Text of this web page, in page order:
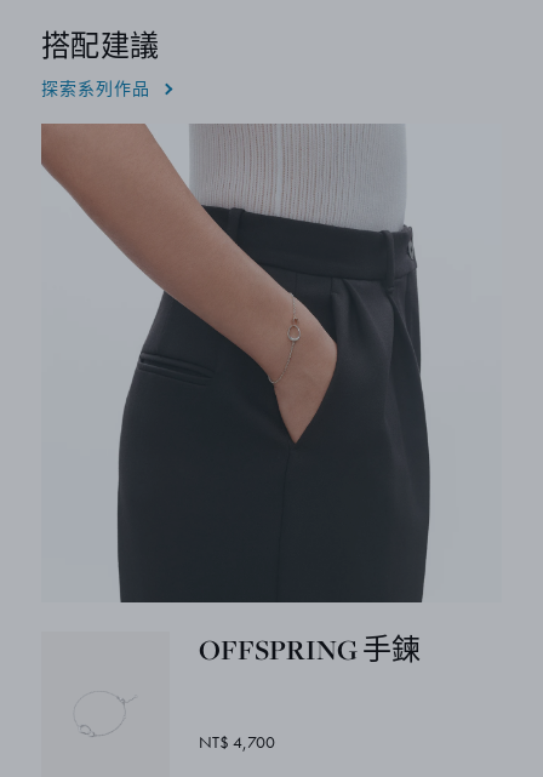
搭配建議
探索系列作品
OFFSPRING 手鍊
NT$ 4,700